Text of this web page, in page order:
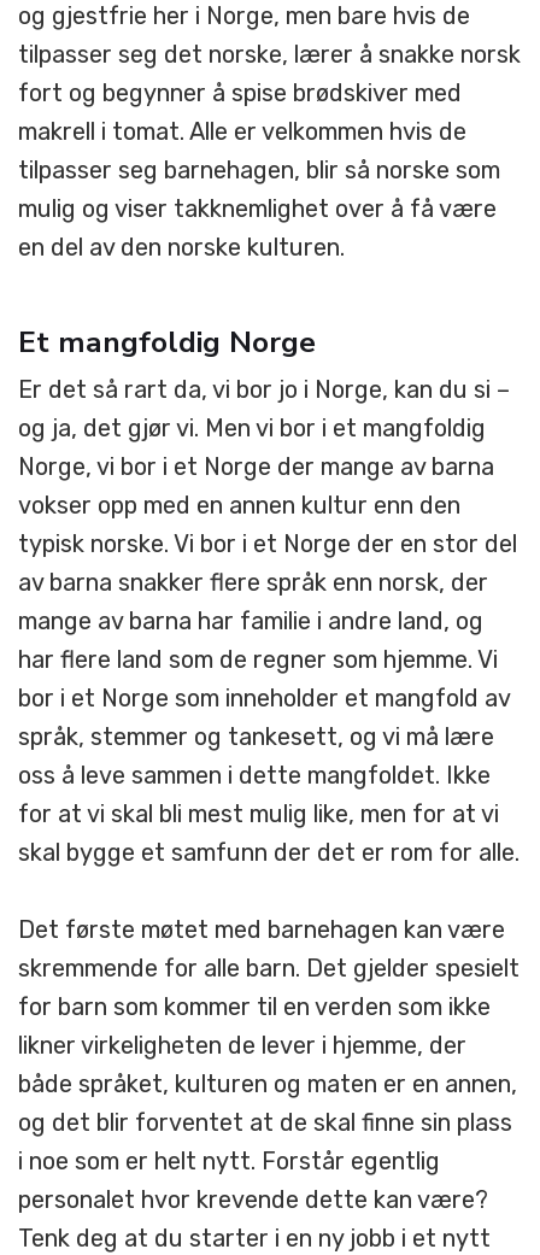
og gjestfrie her i Norge, men bare hvis de
tilpasser seg det norske, lærer å snakke norsk
fort og begynner å spise brødskiver med
makrell i tomat. Alle er velkommen hvis de
tilpasser seg barnehagen, blir så norske som
mulig og viser takknemlighet over å få være
en del av den norske kulturen.
Et mangfoldig Norge
Er det så rart da, vi bor jo i Norge, kan du si –
og ja, det gjør vi. Men vi bor i et mangfoldig
Norge, vi bor i et Norge der mange av barna
vokser opp med en annen kultur enn den
typisk norske. Vi bor i et Norge der en stor del
av barna snakker flere språk enn norsk, der
mange av barna har familie i andre land, og
har flere land som de regner som hjemme. Vi
bor i et Norge som inneholder et mangfold av
språk, stemmer og tankesett, og vi må lære
oss å leve sammen i dette mangfoldet. Ikke
for at vi skal bli mest mulig like, men for at vi
skal bygge et samfunn der det er rom for alle.
Det første møtet med barnehagen kan være
skremmende for alle barn. Det gjelder spesielt
for barn som kommer til en verden som ikke
likner virkeligheten de lever i hjemme, der
både språket, kulturen og maten er en annen,
og det blir forventet at de skal finne sin plass
i noe som er helt nytt. Forstår egentlig
personalet hvor krevende dette kan være?
Tenk deg at du starter i en ny jobb i et nytt